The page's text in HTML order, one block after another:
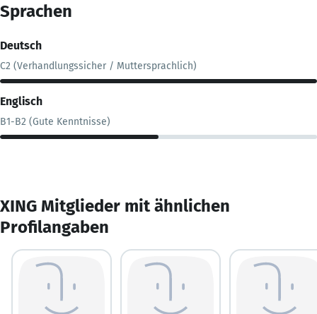
Sprachen
Deutsch
C2 (Verhandlungssicher / Muttersprachlich)
Englisch
B1-B2 (Gute Kenntnisse)
XING Mitglieder mit ähnlichen
Profilangaben